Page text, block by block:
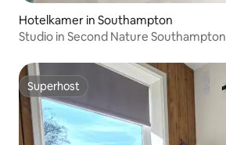
Hotelkamer in Southampton
Studio in Second Nature Southampton
Superhost
Superhost